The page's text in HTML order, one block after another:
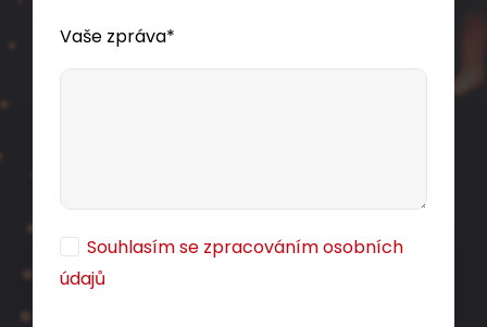
Vaše zpráva*
Souhlasím se zpracováním osobních
údajů